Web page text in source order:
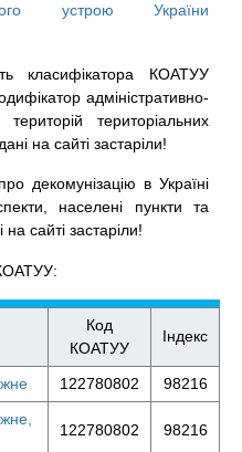
устрою України
класифікатора КОАТУУ
адміністративно-
територіальних
на сайті застаріли!
декомунізацію в Україні
населені пункти та
сайті застаріли!
Код
КОАТУУ
Індекс
122780802
98216
122780802 98216